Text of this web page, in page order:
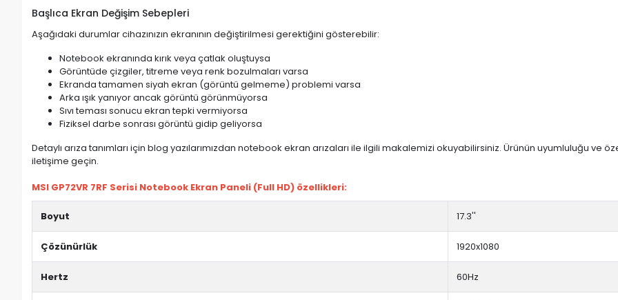
Başlıca Ekran Değişim Sebepleri
Aşağıdaki durumlar cihazınızın ekranının değiştirilmesi gerektiğini gösterebilir:
Notebook ekranında kırık veya çatlak oluştuysa
Görüntüde çizgiler, titreme veya renk bozulmaları varsa
Ekranda tamamen siyah ekran (görüntü gelmeme) problemi varsa
Arka ışık yanıyor ancak görüntü görünmüyorsa
Sıvı teması sonucu ekran tepki vermiyorsa
Fiziksel darbe sonrası görüntü gidip geliyorsa
Detaylı arıza tanımları için blog yazılarımızdan notebook ekran arızaları ile ilgili makalemizi okuyabilirsiniz. Ürünün uyumluluğu
iletişime geçin.
MSI GP72VR 7RF Serisi Notebook Ekran Paneli (Full HD) özellikleri:
Boyut 17.3''
Çözünürlük 1920x1080
Hertz 60Hz